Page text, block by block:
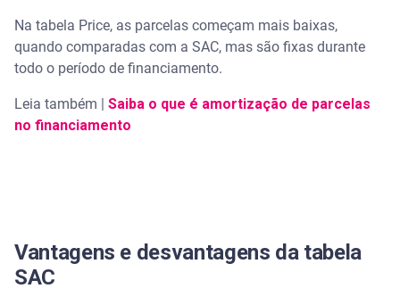
Na tabela Price, as parcelas começam mais baixas,
quando comparadas com a SAC, mas são fixas durante
todo o período de financiamento.
Leia também | Saiba o que é amortização de parcelas
no financiamento
Vantagens e desvantagens da tabela
SAC